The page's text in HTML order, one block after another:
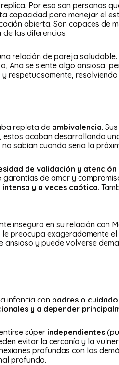
Por eso son personas
capacidad para manejar el
abierta. Son capaces de
las diferencias.
relación de pareja
Ana se siente algo ansiosa,
respetuosamente,
repleta de ambivalencia.
estos acaban desarrollando
sabían cuando sería la
de validación y atención
de amor y
intensa y a veces caótica.
inseguro en su relación con
preocupa exageradamente
ansioso y puede volverse
infancia con padres o
y a depender
súper independientes
evitar la cercanía y la
profundas con los
profundo.